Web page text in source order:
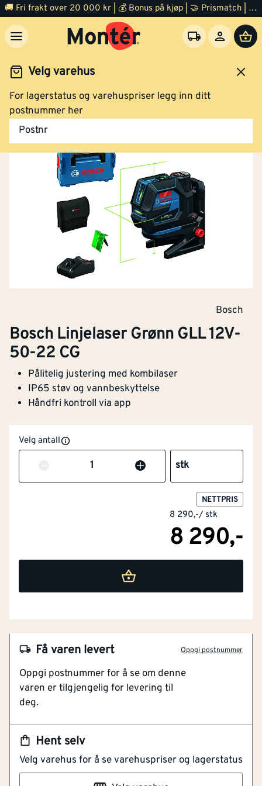
🚚 Fri frakt over 20 000 kr | 💰 Bonus på kjøp | 🤝 Prismatch | ⭐ 100% fornøyd garanti | 🏪 140 byggevarehus
Velg varehus
For lagerstatus og varehuspriser legg inn ditt
postnummer her
Postnr
Verktøy Måleverktøy
Bosch
Bosch Linjelaser Grønn GLL 12V-
50-22 CG
Pålitelig justering med kombilaser
IP65 støv og vannbeskyttelse
Håndfri kontroll via app
Velg antall
Antall stk
NETTPRIS
8 290,-/ stk
8 290,-
Hent selv
Velg varehus for å se varehuspriser og lagerstatus
Få varen levert Oppgi postnummer
Oppgi postnummer for å se om denne
varen er tilgjengelig for levering til
deg.
Artikkelnummer 101616070
Pålitelig justering med kombilaser
IP65 støv og vannbeskyttelse
Håndfri kontroll via app
Kraftig 12 V kombilaser for pålitelig justering. Med IP65
for beskyttelse mot støv og vann, og et solid
gummihus, trenger du ikke bekymre deg. Spar tid og
øk nøyaktigheten med Levelling Remote-appen for